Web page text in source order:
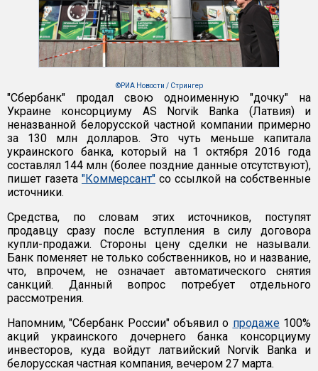
©РИА Новости / Стрингер
"Сбербанк" продал свою одноименную "дочку" на
Украине консорциуму AS Norvik Banka (Латвия) и
неназванной белорусской частной компании примерно
за 130 млн долларов. Это чуть меньше капитала
украинского банка, который на 1 октября 2016 года
составлял 144 млн (более поздние данные отсутствуют),
пишет газета "Коммерсант" со ссылкой на собственные
источники.
Средства, по словам этих источников, поступят
продавцу сразу после вступления в силу договора
купли-продажи. Стороны цену сделки не называли.
Банк поменяет не только собственников, но и название,
что, впрочем, не означает автоматического снятия
санкций. Данный вопрос потребует отдельного
рассмотрения.
Напомним, "Сбербанк России" объявил о продаже100%
акций украинского дочернего банка консорциуму
инвесторов, куда войдут латвийский Norvik Banka и
белорусская частная компания, вечером 27 марта.